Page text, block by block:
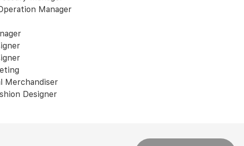
Manager
Merchandiser
Designer